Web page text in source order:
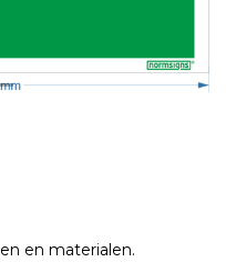
en materialen.